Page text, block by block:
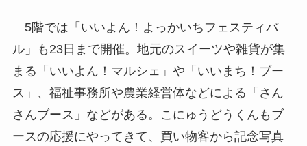
5階では「いいよん！よっかいちフェスティバ
ル」も23日まで開催。地元のスイーツや雑貨が集
まる「いいよん！マルシェ」や「いいまち！ブー
ス」、福祉事務所や農業経営体などによる「さん
さんブース」などがある。こにゅうどうくんもブ
ースの応援にやってきて、買い物客から記念写真